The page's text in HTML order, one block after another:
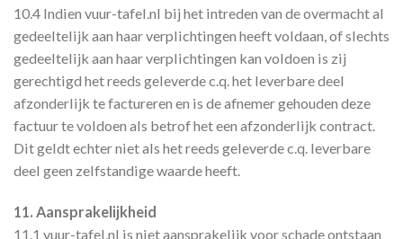
10.4 Indien vuur-tafel.nl bij het intreden van de overmacht al
gedeeltelijk aan haar verplichtingen heeft voldaan, of slechts
gedeeltelijk aan haar verplichtingen kan voldoen is zij
gerechtigd het reeds geleverde c.q. het leverbare deel
afzonderlijk te factureren en is de afnemer gehouden deze
factuur te voldoen als betrof het een afzonderlijk contract.
Dit geldt echter niet als het reeds geleverde c.q. leverbare
deel geen zelfstandige waarde heeft.
11. Aansprakelijkheid
11.1 vuur-tafel.nl is niet aansprakelijk voor schade ontstaan